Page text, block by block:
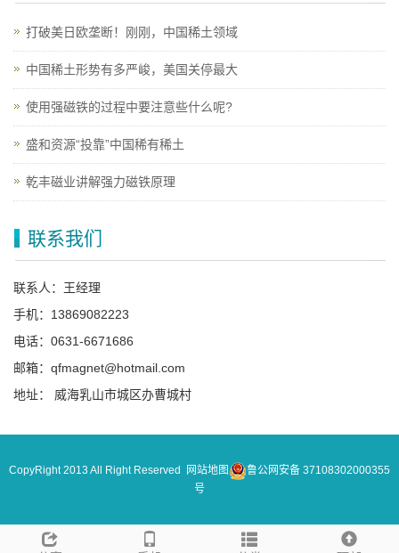
打破美日欧垄断！刚刚，中国稀土领域
中国稀土形势有多严峻，美国关停最大
使用强磁铁的过程中要注意些什么呢?
盛和资源“投靠”中国稀有稀土
乾丰磁业讲解强力磁铁原理
联系我们
联系人：王经理
手机：13869082223
电话：0631-6671686
邮箱：qfmagnet@hotmail.com
地址： 威海乳山市城区办曹城村
CopyRight 2013 All Right Reserved 网站地图
鲁公网安备 37108302000355
号